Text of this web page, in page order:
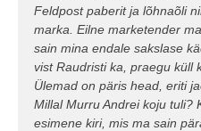
Feldpost paberit ja lõhnaõli
marka. Eilne marketender
sain mina endale sakslase
vist Raudristi ka, praegu küll
Ülemad on päris head, eriti
Millal Murru Andrei koju tuli?
esimene kiri, mis ma sain